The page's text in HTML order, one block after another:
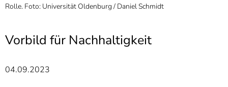
Rolle. Foto: Universität Oldenburg / Daniel Schmidt
Vorbild für Nachhaltigkeit
04.09.2023